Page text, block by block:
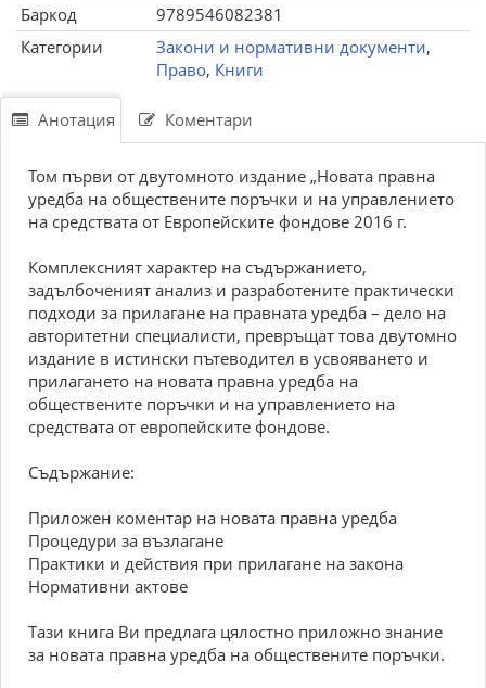
Баркод
9789546082381
Категории
Закони и нормативни документи,
Право, Книги
Анотация Коментари
Том първи от двутомното издание „Новата правна
уредба на обществените поръчки и на управлението
на средствата от Европейските фондове 2016 г.
Комплексният характер на съдържанието,
задълбоченият анализ и разработените практически
подходи за прилагане на правната уредба – дело на
авторитетни специалисти, превръщат това двутомно
издание в истински пътеводител в усвояването и
прилагането на новата правна уредба на
обществените поръчки и на управлението на
средствата от европейските фондове.
Съдържание:
Приложен коментар на новата правна уредба
Процедури за възлагане
Практики и действия при прилагане на закона
Нормативни актове
Тази книга Ви предлага цялостно приложно знание
за новата правна уредба на обществените поръчки.